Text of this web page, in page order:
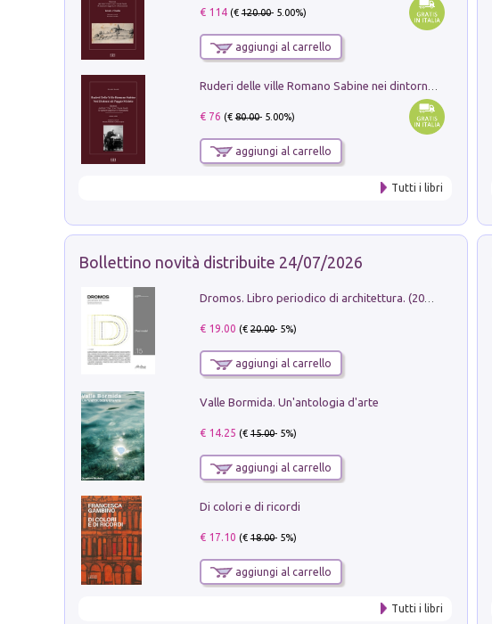
€ 114(€120.00- 5.00%)
aggiungi al carrello
€ 76 (€80.00- 5.00%)
aggiungi al carrello
Tutti i libri
Bollettino novità distribuite 24/07/2026
Dromos. Libro periodico di architettura. (2026). Vol. 15: Post-model
€ 19.00 (€20.00- 5%)
aggiungi al carrello
Valle Bormida. Un'antologia d'arte
€ 14.25 (€15.00- 5%)
aggiungi al carrello
Di colori e di ricordi
€ 17.10 (€18.00- 5%)
aggiungi al carrello
Tutti i libri